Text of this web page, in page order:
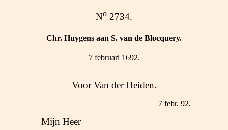
No 2734.
Chr. Huygens aan S. van de Blocquery.
7 februari 1692.
Voor Van der Heiden.
7 febr. 92.
Mijn Heer